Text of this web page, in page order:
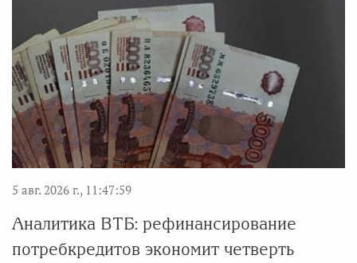
5 авг. 2026 г., 11:47:59
Аналитика ВТБ: рефинансирование
потребкредитов экономит четверть